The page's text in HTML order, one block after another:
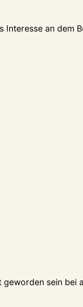
Interesse an dem
sein bei